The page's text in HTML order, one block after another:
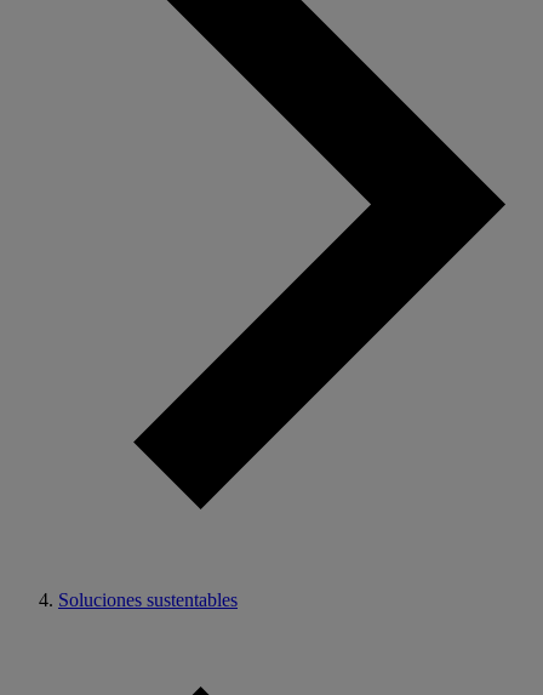
Soluciones sustentables